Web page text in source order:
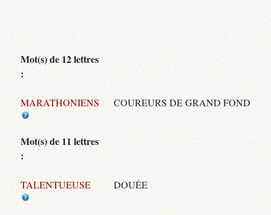
Mot(s) de 12 lettres
:
MARATHONIENS COUREURS DE GRAND FOND
Mot(s) de 11 lettres
:
TALENTUEUSE DOUÉE